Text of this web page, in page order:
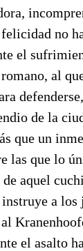
no
el
al
de la
que un
las que lo
aquel
a los
el asalto